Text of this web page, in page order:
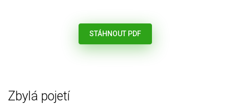
STÁHNOUT PDF
Zbylá pojetí